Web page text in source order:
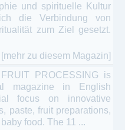
und spirituelle Kultur
die Verbindung von
zum Ziel gesetzt.
[mehr zu diesem Magazin]
FRUIT PROCESSING is
magazine in English
focus on innovative
paste, fruit preparations,
food. The 11 ...